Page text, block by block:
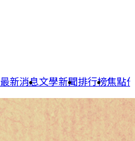
最新消息文學新聞排行榜焦點